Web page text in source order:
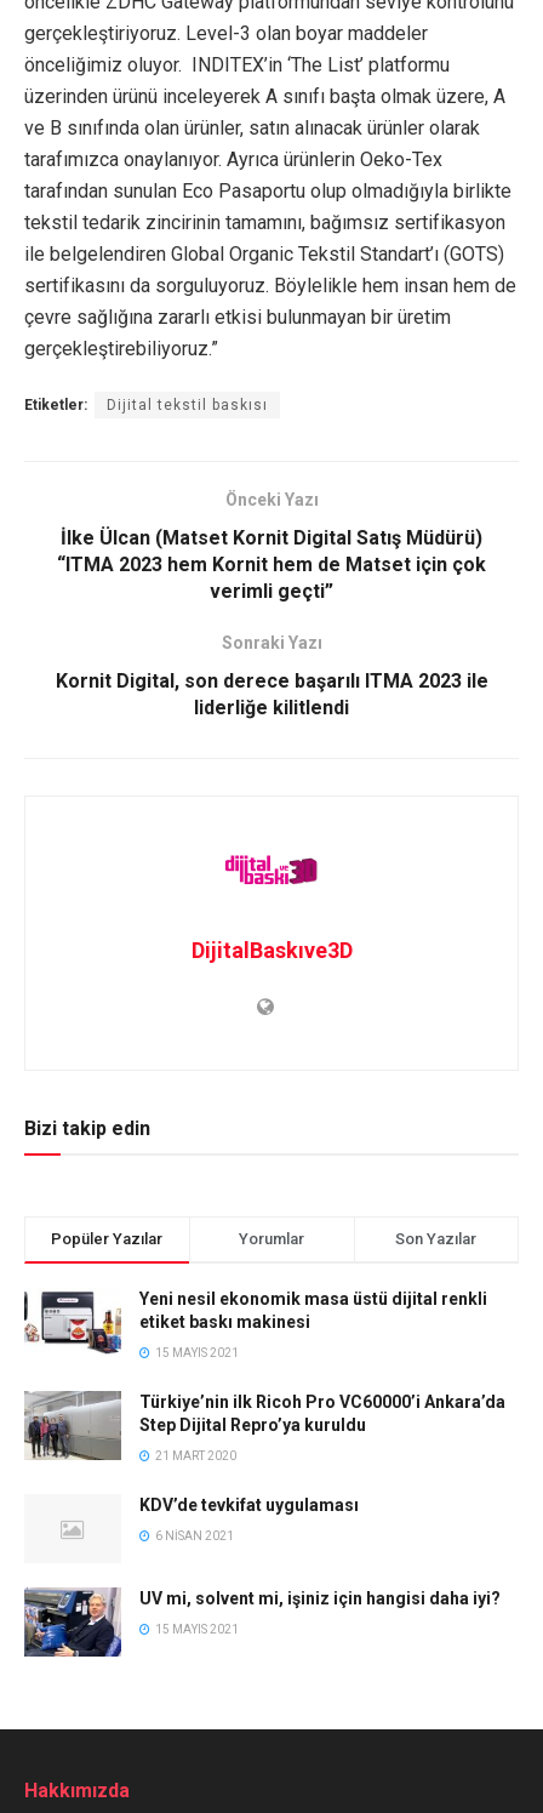
gerçekleştiriyoruz. Level-3 olan boyar maddeler
önceliğimiz oluyor. INDITEX’in ‘The List’ platformu
üzerinden ürünü inceleyerek A sınıfı başta olmak üzere, A
ve B sınıfında olan ürünler, satın alınacak ürünler olarak
tarafımızca onaylanıyor. Ayrıca ürünlerin Oeko-Tex
tarafından sunulan Eco Pasaportu olup olmadığıyla birlikte
tekstil tedarik zincirinin tamamını, bağımsız sertifikasyon
ile belgelendiren Global Organic Tekstil Standart’ı (GOTS)
sertifikasını da sorguluyoruz. Böylelikle hem insan hem de
çevre sağlığına zararlı etkisi bulunmayan bir üretim
gerçekleştirebiliyoruz.”
Etiketler: Dijital tekstil baskısı
Önceki Yazı
İlke Ülcan (Matset Kornit Digital Satış Müdürü)
“ITMA 2023 hem Kornit hem de Matset için çok
verimli geçti”
Sonraki Yazı
Kornit Digital, son derece başarılı ITMA 2023 ile
liderliğe kilitlendi
DijitalBaskıve3D
Bizi takip edin
Popüler Yazılar Yorumlar Son Yazılar
Yeni nesil ekonomik masa üstü dijital renkli
etiket baskı makinesi
15 MAYIS 2021
Türkiye’nin ilk Ricoh Pro VC60000’i Ankara’da
Step Dijital Repro’ya kuruldu
21 MART 2020
KDV’de tevkifat uygulaması
6 NISAN 2021
UV mi, solvent mi, işiniz için hangisi daha iyi?
15 MAYIS 2021
Hakkımızda